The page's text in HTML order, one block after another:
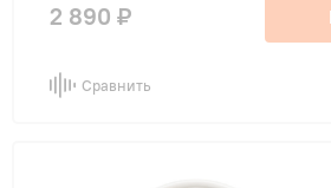
2 890 ₽
Сравнить